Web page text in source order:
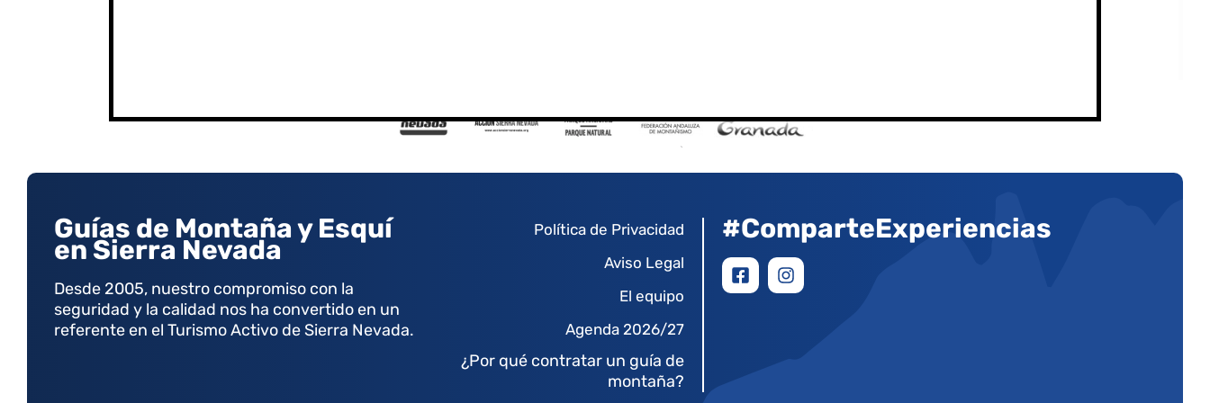
Guías de Montaña y Esquí
en Sierra Nevada
Desde 2005, nuestro compromiso con la
seguridad y la calidad nos ha convertido en un
referente en el Turismo Activo de Sierra Nevada.
Política de Privacidad
Aviso Legal
El equipo
Agenda 2026/27
¿Por qué contratar un guía de
montaña?
#ComparteExperiencias